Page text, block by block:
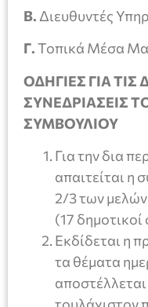
Β. Διευθυντές
Γ.Τοπικά Μέσα
ΟΔΗΓΙΕΣ ΓΙΑ ΤΙΣ
ΣΥΝΕΔΡΙΑΣΕΙΣ
ΣΥΜΒΟΥΛΙΟΥ
Για την δια
απαιτείται η
2/3 των
(17
Εκδίδεται η
τα θέματα